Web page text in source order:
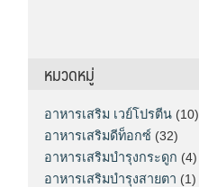
หมวดหมู่
อาหารเสริม เวย์โปรตีน (10)
อาหารเสริมดีท็อกซ์ (32)
อาหารเสริมบำรุงกระดูก (4)
อาหารเสริมบำรุงสายตา (1)